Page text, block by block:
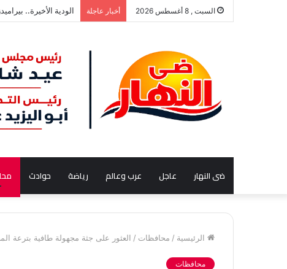
السبت , 8 أغسطس 2026 أخبار عاجلة القبض على إبراهيم
ضى النهار عاجل عرب وعالم رياضة حوادث
الرئيسية / محافظات / العثور على جثة مجهولة طافية بترعة
محافظات